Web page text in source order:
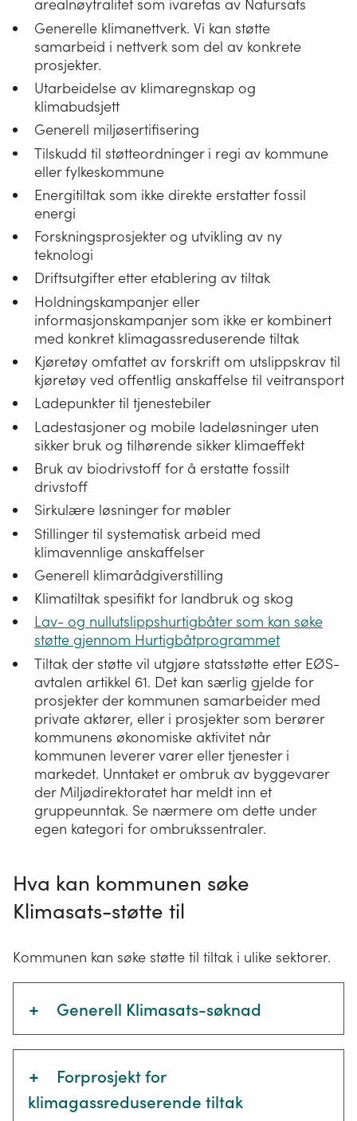
arealnøytralitet som ivaretas av Natursats
Generelle klimanettverk. Vi kan støtte
samarbeid i nettverk som del av konkrete
prosjekter.
Utarbeidelse av klimaregnskap og
klimabudsjett
Generell miljøsertifisering
Tilskudd til støtteordninger i regi av kommune
eller fylkeskommune
Energitiltak som ikke direkte erstatter fossil
energi
Forskningsprosjekter og utvikling av ny
teknologi
Driftsutgifter etter etablering av tiltak
Holdningskampanjer eller
informasjonskampanjer som ikke er kombinert
med konkret klimagassreduserende tiltak
Kjøretøy omfattet av forskrift om utslippskrav til
kjøretøy ved offentlig anskaffelse til veitransport
Ladepunkter til tjenestebiler
Ladestasjoner og mobile ladeløsninger uten
sikker bruk og tilhørende sikker klimaeffekt
Bruk av biodrivstoff for å erstatte fossilt
drivstoff
Sirkulære løsninger for møbler
Stillinger til systematisk arbeid med
klimavennlige anskaffelser
Generell klimarådgiverstilling
Klimatiltak spesifikt for landbruk og skog
Lav- og nullutslippshurtigbåter som kan søke
støtte gjennom Hurtigbåtprogrammet
Tiltak der støtte vil utgjøre statsstøtte etter EØS-
avtalen artikkel 61. Det kan særlig gjelde for
prosjekter der kommunen samarbeider med
private aktører, eller i prosjekter som berører
kommunens økonomiske aktivitet når
kommunen leverer varer eller tjenester i
markedet. Unntaket er ombruk av byggevarer
der Miljødirektoratet har meldt inn et
gruppeunntak. Se nærmere om dette under
egen kategori for ombrukssentraler.
Hva kan kommunen søke
Klimasats-støtte til
Kommunen kan søke støtte til tiltak i ulike sektorer.
+ Generell Klimasats-søknad
Når andre tiltakstyper ikke passer.
Støttesum
+
Forprosjekt for
klimagassreduserende tiltak